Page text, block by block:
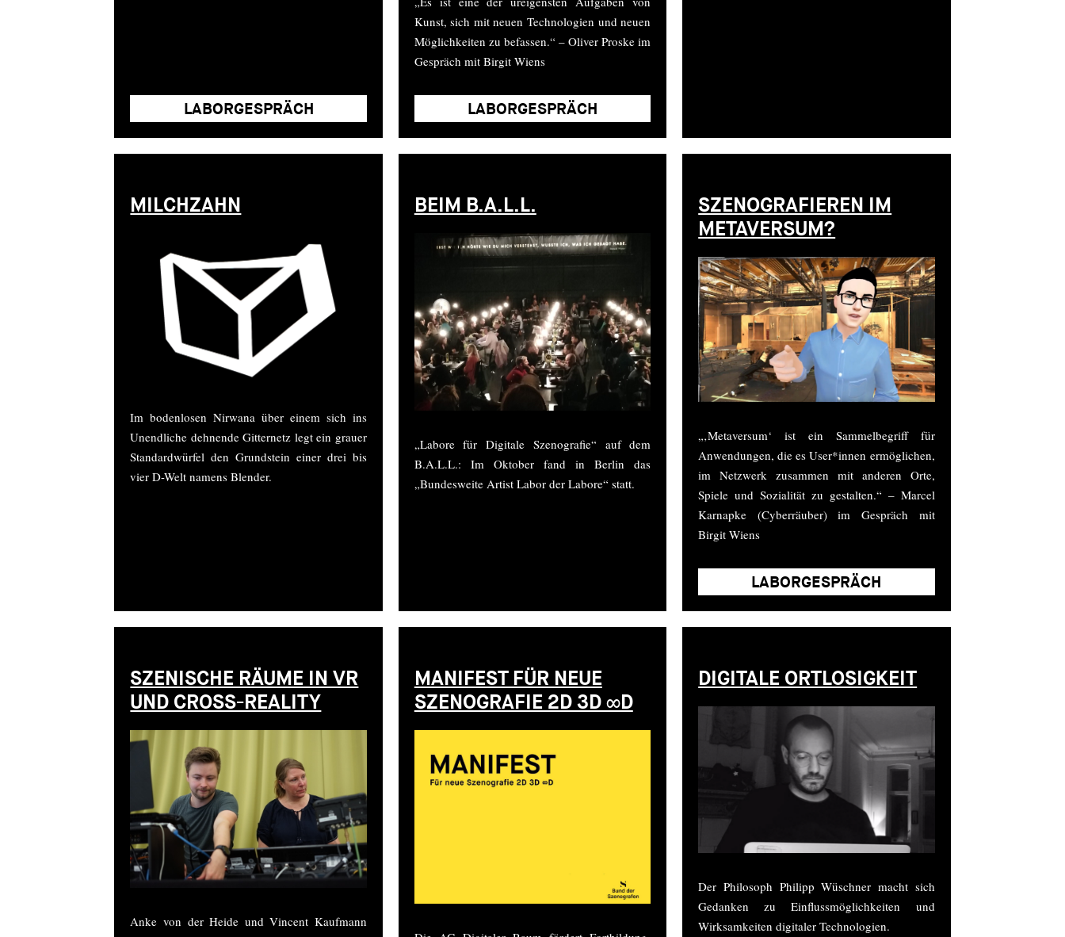
Kunst, sich mit neuen Technologien und neuen
Möglichkeiten zu befassen.“ – Oliver Proske im
Gespräch mit Birgit Wiens
MILCHZAHN
Im bodenlosen Nirwana über einem sich ins
Unendliche dehnende Gitternetz legt ein grauer
Standardwürfel den Grundstein einer drei bis
vier D-Welt namens Blender.
BEIM B.A.L.L.
„Labore für Digitale Szenografie“ auf dem
B.A.L.L.: Im Oktober fand in Berlin das
„Bundesweite Artist Labor der Labore“ statt.
SZENOGRAFIEREN IM
METAVERSUM?
„‚Metaversum‘ ist ein Sammelbegriff für
Anwendungen, die es User*innen ermöglichen,
im Netzwerk zusammen mit anderen Orte,
Spiele und Sozialität zu gestalten.“ – Marcel
Karnapke (Cyberräuber) im Gespräch mit
Birgit Wiens
SZENISCHE RÄUME IN VR
UND CROSS-REALITY
Anke von der Heide und Vincent Kaufmann
MANIFEST FÜR NEUE
SZENOGRAFIE 2D 3D ∞D
DIGITALE ORTLOSIGKEIT
Der Philosoph Philipp Wüschner macht sich
Gedanken zu Einflussmöglichkeiten und
Wirksamkeiten digitaler Technologien.